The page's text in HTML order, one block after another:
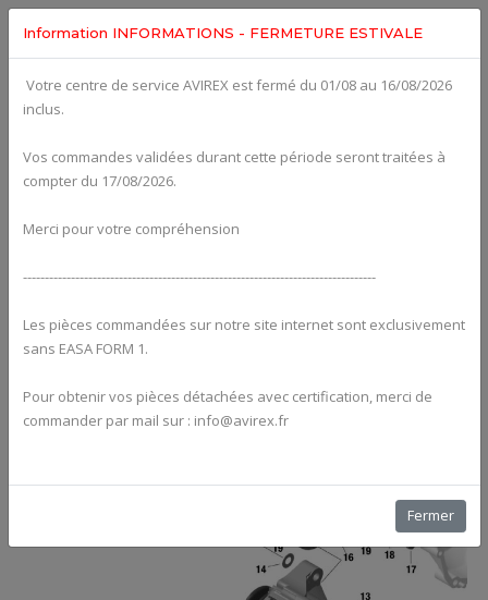
fig. 24-30-00
Click here to see Your Cart
Information INFORMATIONS - FERMETURE ESTIVALE
Votre centre de service AVIREX est fermé du 01/08 au 16/08/2026
inclus.
Vos commandes validées durant cette période seront traitées à
compter du 17/08/2026.
Merci pour votre compréhension
---------------------------------------------------------------------------------
Les pièces commandées sur notre site internet sont exclusivement
sans EASA FORM 1.
Pour obtenir vos pièces détachées avec certification, merci de
commander par mail sur : info@avirex.fr
Fermer